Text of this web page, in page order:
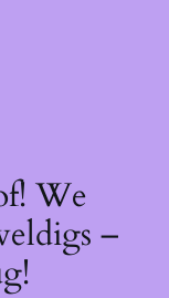
We
–